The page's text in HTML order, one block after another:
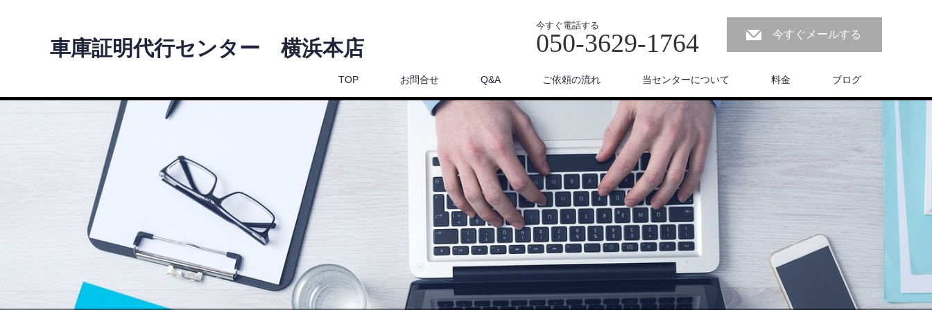
車庫証明代行センター 横浜本店
今すぐ電話する
050-3629-1764 今すぐメールする
TOP お問合せ Q&A ご依頼の流れ 当センターについて 料金 ブログ